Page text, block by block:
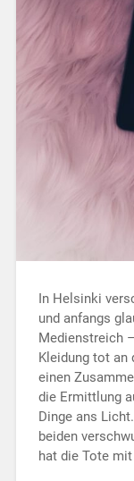
In Helsinki
und anfangs
Medienstreich
Kleidung tot an
einen
die Ermittlung
Dinge ans
beiden
hat die Tote